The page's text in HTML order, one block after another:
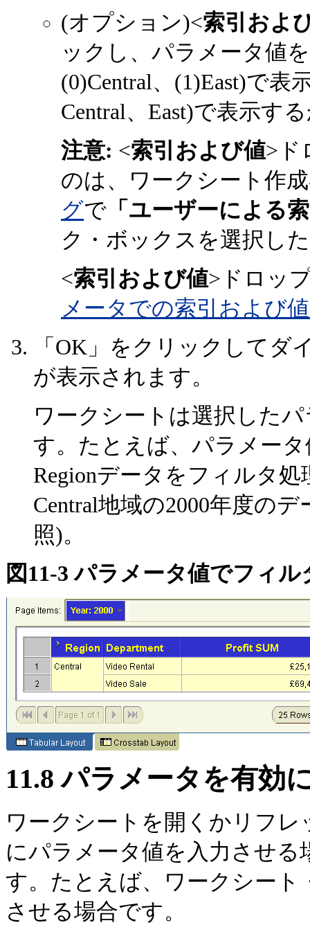
(オプション)<索引およ
ックし、パラメータ値
(0)Central、(1)East)で
Central、East)で表示す
注意: <索引および値>ド
のは、ワークシート作
グで 「ユーザーによる
ク・ボックスを選択し
<索引および値>ドロッ
メータでの索引および
「OK」をクリックしてダ
が表示されます。
ワークシートは選択した
す。たとえば、パラメー
Regionデータをフィルタ
Central地域の2000年度の
照)。
図11-3 パラメータ値でフィ
11.8 パラメータを有効
ワークシートを開くかリフレ
にパラメータ値を入力させ
す。たとえば、ワークシー
させる場合です。